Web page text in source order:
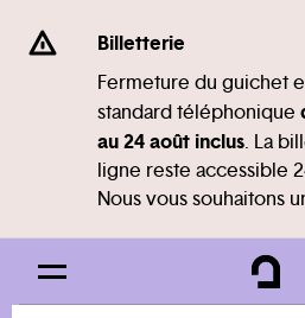
Se rendre au
Contenu principal
Pied de page
Billetterie
Fermeture du guichet
standard téléphonique
au 24 août inclus. La
ligne reste accessible
Nous vous souhaitons